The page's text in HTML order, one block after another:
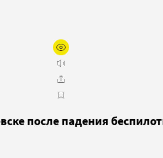
после падения